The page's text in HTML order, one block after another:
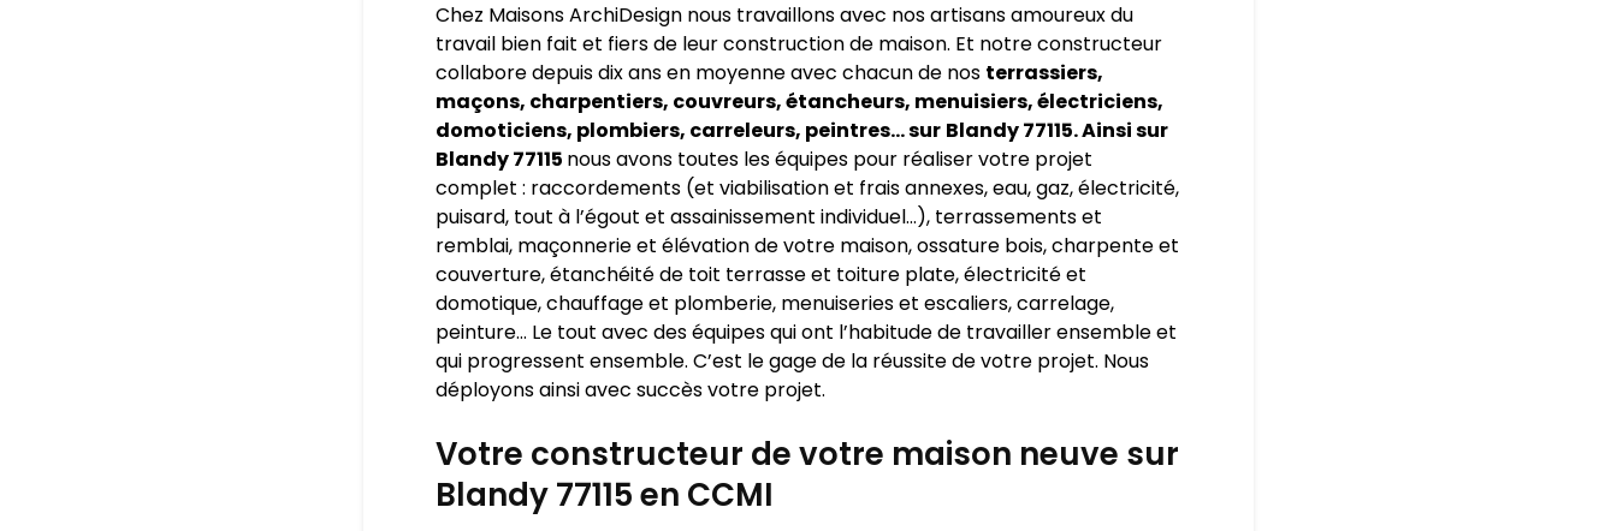
Chez Maisons ArchiDesign nous travaillons avec nos artisans amoureux du
travail bien fait et fiers de leur construction de maison. Et notre constructeur
collabore depuis dix ans en moyenne avec chacun de nos terrassiers,
maçons, charpentiers, couvreurs, étancheurs, menuisiers, électriciens,
domoticiens, plombiers, carreleurs, peintres… sur Blandy 77115. Ainsi sur
Blandy 77115 nous avons toutes les équipes pour réaliser votre projet
complet : raccordements (et viabilisation et frais annexes, eau, gaz, électricité,
puisard, tout à l’égout et assainissement individuel…), terrassements et
remblai, maçonnerie et élévation de votre maison, ossature bois, charpente et
couverture, étanchéité de toit terrasse et toiture plate, électricité et
domotique, chauffage et plomberie, menuiseries et escaliers, carrelage,
peinture… Le tout avec des équipes qui ont l’habitude de travailler ensemble et
qui progressent ensemble. C’est le gage de la réussite de votre projet. Nous
déployons ainsi avec succès votre projet.
Votre constructeur de votre maison neuve sur
Blandy 77115 en CCMI